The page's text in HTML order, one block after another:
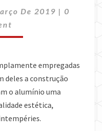
De 2019 | 0
empregadas
deles a construção
o alumínio uma
estética,